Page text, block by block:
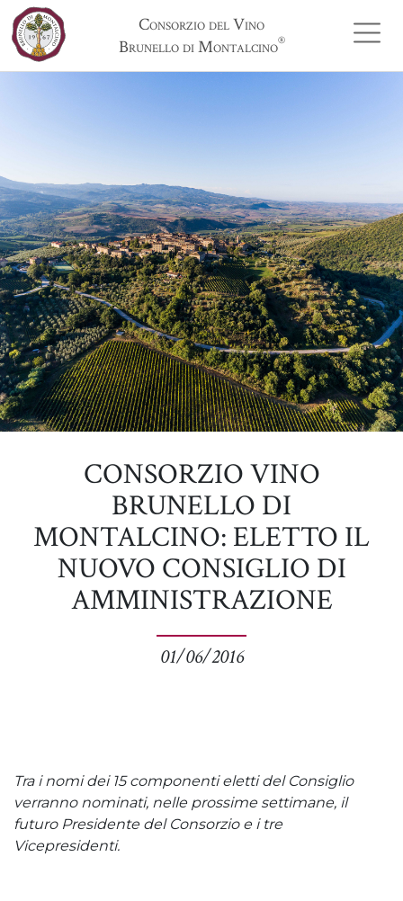
Consorzio del Vino
Brunello di Montalcino®
CONSORZIO VINO
BRUNELLO DI
MONTALCINO: ELETTO IL
NUOVO CONSIGLIO DI
AMMINISTRAZIONE
01/06/2016
Tra i nomi dei 15 componenti eletti del Consiglio
verranno nominati, nelle prossime settimane, il
futuro Presidente del Consorzio e i tre
Vicepresidenti.